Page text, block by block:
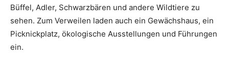
Büffel, Adler, Schwarzbären und andere Wildtiere zu
sehen. Zum Verweilen laden auch ein Gewächshaus, ein
Picknickplatz, ökologische Ausstellungen und Führungen
ein.